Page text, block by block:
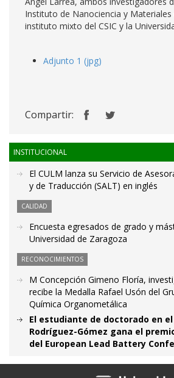
Instituto de Nanociencia y
instituto mixto del CSIC y la
Adjunto 1 (jpg)
Compartir:
INSTITUCIONAL
El CULM lanza su Servicio de
y de Traducción (SALT) en inglés
CALIDAD
Encuesta egresados de grado y
Universidad de Zaragoza
RECONOCIMIENTOS
M Concepción Gimeno Floría,
recibe la Medalla Rafael Usón del
Química Organometálica
El estudiante de doctorado en
Rodríguez-Gómez gana el
del European Lead Battery